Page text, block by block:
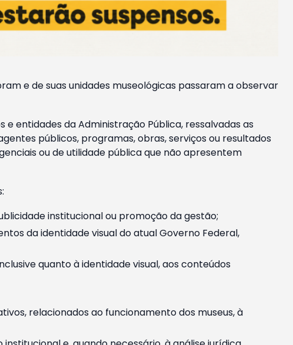
e de suas unidades museológicas passaram a observar
entidades da Administração Pública, ressalvadas as
públicos, programas, obras, serviços ou resultados
ou de utilidade pública que não apresentem
institucional ou promoção da gestão;
da identidade visual do atual Governo Federal,
quanto à identidade visual, aos conteúdos
relacionados ao funcionamento dos museus, à